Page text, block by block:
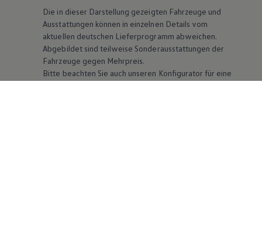
Die in dieser Darstellung gezeigten Fahrzeuge und
Ausstattungen können in einzelnen Details vom
aktuellen deutschen Lieferprogramm abweichen.
Abgebildet sind teilweise Sonderausstattungen der
Fahrzeuge gegen Mehrpreis.
Bitte beachten Sie auch unseren Konfigurator für eine